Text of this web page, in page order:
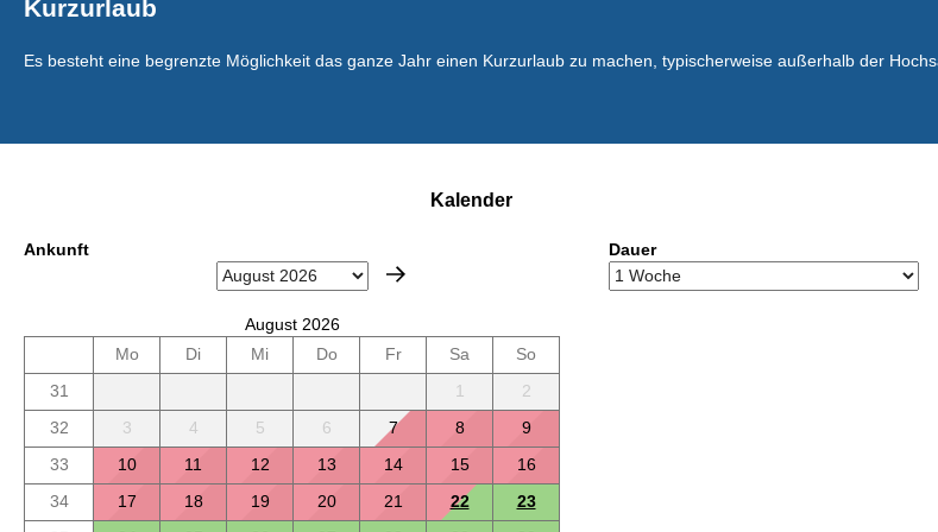
Kurzurlaub
Es besteht eine begrenzte Möglichkeit das ganze Jahr einen Kurzurlaub zu machen, typischerweise außerhalb der
Kalender
Ankunft
August 2026
Mo
Di Mi Do Fr Sa
So
31
1
2
32
3 4 5 6 7 8
9
33
10 11 12 13 14 15
16
34
17 18 19 20 21 22
23
Dauer